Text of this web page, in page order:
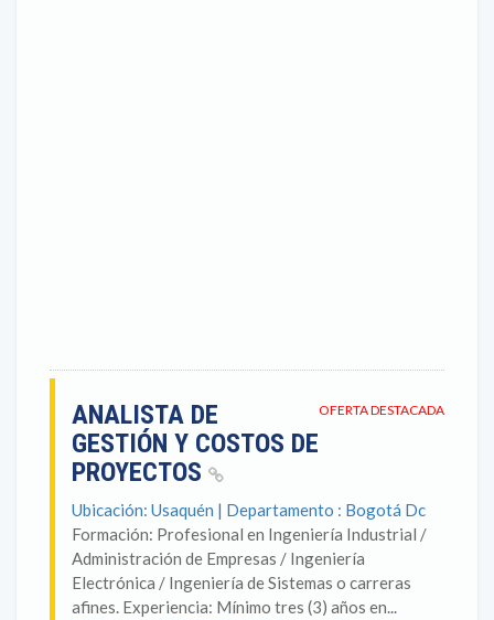
OFERTA DESTACADA
ANALISTA DE
GESTIÓN Y COSTOS DE
PROYECTOS
Ubicación: Usaquén | Departamento : Bogotá Dc
Formación: Profesional en Ingeniería Industrial /
Administración de Empresas / Ingeniería
Electrónica / Ingeniería de Sistemas o carreras
afines. Experiencia: Mínimo tres (3) años en...